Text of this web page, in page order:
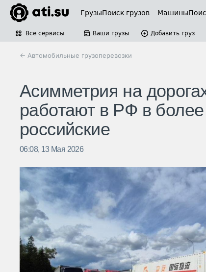
ГрузыПоиск грузов Машины
Все сервисы Ваши грузы Добавить груз
← Автомобильные грузоперевозки
Асимметрия на
работают в РФ в
российские
06:08, 13 Мая 2026